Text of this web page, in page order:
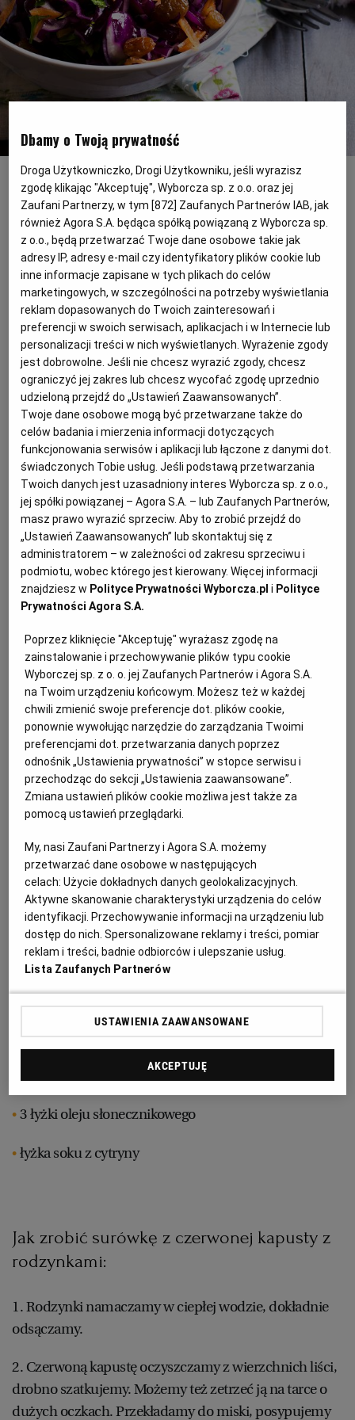
NAPOJE
SAŁATKI
MAKARONY
DRÓB
MIĘSA
RYBY
PRZEKĄSKI
DOMOWE PRZETWORY
SOST, DIPY I INNE DODATKI
DOMOWE PRZYJĘCIE
GRILL
KUCHNIA CHIŃSKA
KUCHNIA TAJSKA
KUCHNIA GRECKA
KUCHNIA PORTUGALSKA
KUCHNIA FRANCUSKA
KUCHNIA AMERYKAŃSKA
KUCHNIA POLSKA
KUCHNIA MEKSYKAŃSKA
KUCHNIA INDYJSKA
KUCHNIA HISZPAŃSKA
KUCHNIA NIEMIECKA
ZAKUPY
SPRZĘT KUCHENNY
FIT PRZEPISY
WEGE
WEGAN
BEZ GLUTENU
PODRÓŻE KULINARNE
HISTORIE KULINARNE
FELIETONY KULINARNE
KSIĄŻKI KULINARNE
SZEF KUCHNI
NASZE SERWISY
SERWISY LOKALNE
BIAŁYSTOK
BIELSKO-BIAŁA
BYDGOSZCZ
CZĘSTOCHOWA
ELBLĄG
GLIWICE
GORZÓW WIELKOPOLSKI
KALISZ
KATOWICE
KIELCE
KRAKÓW
LUBLIN
ŁÓDŹ
OLSZTYN
OPOLE
PŁOCK
POZNAŃ
RADOM
SOSNOWIEC
TORUŃ
TRÓJMIASTO
WARSZAWA
WYBORCZA.PL
MAGAZYNY
DUŻY FORMAT
WOLNA SOBOTA
ALE HISTORIA
WYBORCZA TV I VOD
TYLKO ZDROWIE
KSIĄŻKI. MAGAZYN DO CZYTANIA
NASZA EUROPA
SŁÓWKA. MAGAZYN O JĘZYKU
WYBORCZA CLASSIC
WYBORCZA.BIZ
WYSOKIE OBCASY
BIQDATA
JUTRONAUCI
ARCHIWUM
INNE SERWISY
GAZETA.PL
SPORT.PL
PUBLIO.PL
KULTURALNYSKLEP.PL
DZIECKO
ZDROWIE
POGODA
PODRÓŻE
WIDEO
Surówka z czerwonej kapusty (Fot. Shutterstock)
Czerwona kapusta nie cieszy się u nas taką
dużą popularnością jak biała, dlatego
namawiamy was do jej wykorzystywania w
kuchni. Świetnie sprawdza się w daniach
gorących - pieczona, duszona, a nawet w
gołąbkach - oraz w surówkach.
Dla 4 osób
Przygotowanie: 15 minut plus moczenie rodzynek ok.
30 minut
Surówka z czerwonej kapusty z
rodzynkami – składniki:
2 łyżki rodzynek
pół małej główki czerwonej kapusty
sól
marchewka
natka pietruszki
pieprz
cukier do smaku (opcjonalnie)
3 łyżki oleju słonecznikowego
łyżka soku z cytryny
Jak zrobić surówkę z czerwonej kapusty z
rodzynkami:
1. Rodzynki namaczamy w ciepłej wodzie, dokładnie
odsączamy.
2. Czerwoną kapustę oczyszczamy z wierzchnich liści,
drobno szatkujemy. Możemy też zetrzeć ją na tarce o
dużych oczkach. Przekładamy do miski, posypujemy
Dbamy o Twoją prywatność
Droga Użytkowniczko, Drogi Użytkowniku, jeśli wyrazisz
zgodę klikając "Akceptuję", Wyborcza sp. z o.o. oraz jej
Zaufani Partnerzy, w tym [872] Zaufanych Partnerów IAB, jak
również Agora S.A. będąca spółką powiązaną z Wyborcza sp.
z o.o., będą przetwarzać Twoje dane osobowe takie jak
adresy IP, adresy e-mail czy identyfikatory plików cookie lub
inne informacje zapisane w tych plikach do celów
marketingowych, w szczególności na potrzeby wyświetlania
reklam dopasowanych do Twoich zainteresowań i
preferencji w swoich serwisach, aplikacjach i w Internecie lub
personalizacji treści w nich wyświetlanych. Wyrażenie zgody
jest dobrowolne. Jeśli nie chcesz wyrazić zgody, chcesz
ograniczyć jej zakres lub chcesz wycofać zgodę uprzednio
udzieloną przejdź do „Ustawień Zaawansowanych”.
Twoje dane osobowe mogą być przetwarzane także do
celów badania i mierzenia informacji dotyczących
funkcjonowania serwisów i aplikacji lub łączone z danymi dot.
świadczonych Tobie usług. Jeśli podstawą przetwarzania
Twoich danych jest uzasadniony interes Wyborcza sp. z o.o.,
jej spółki powiązanej – Agora S.A. – lub Zaufanych Partnerów,
masz prawo wyrazić sprzeciw. Aby to zrobić przejdź do
„Ustawień Zaawansowanych” lub skontaktuj się z
administratorem – w zależności od zakresu sprzeciwu i
podmiotu, wobec którego jest kierowany. Więcej informacji
znajdziesz w Polityce Prywatności Wyborcza.pl i Polityce
Prywatności Agora S.A.
Poprzez kliknięcie "Akceptuję" wyrażasz zgodę na
zainstalowanie i przechowywanie plików typu cookie
Wyborczej sp. z o. o. jej Zaufanych Partnerów i Agora S.A.
na Twoim urządzeniu końcowym. Możesz też w każdej
chwili zmienić swoje preferencje dot. plików cookie,
ponownie wywołując narzędzie do zarządzania Twoimi
preferencjami dot. przetwarzania danych poprzez
odnośnik „Ustawienia prywatności” w stopce serwisu i
przechodząc do sekcji „Ustawienia zaawansowane”.
Zmiana ustawień plików cookie możliwa jest także za
pomocą ustawień przeglądarki.
My, nasi Zaufani Partnerzy i Agora S.A. możemy
przetwarzać dane osobowe w następujących
celach:Użycie dokładnych danych geolokalizacyjnych.
Aktywne skanowanie charakterystyki urządzenia do celów
identyfikacji. Przechowywanie informacji na urządzeniu lub
dostęp do nich. Spersonalizowane reklamy i treści, pomiar
reklam i treści, badnie odbiorców i ulepszanie usług.
Lista Zaufanych Partnerów
USTAWIENIA ZAAWANSOWANE
AKCEPTUJĘ